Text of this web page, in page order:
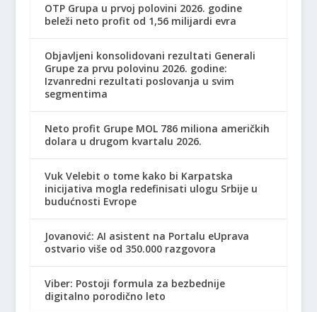
OTP Grupa u prvoj polovini 2026. godine
beleži neto profit od 1,56 milijardi evra
Objavljeni konsolidovani rezultati Generali
Grupe za prvu polovinu 2026. godine:
Izvanredni rezultati poslovanja u svim
segmentima
Neto profit Grupe MOL 786 miliona američkih
dolara u drugom kvartalu 2026.
Vuk Velebit o tome kako bi Karpatska
inicijativa mogla redefinisati ulogu Srbije u
budućnosti Evrope
Jovanović: AI asistent na Portalu eUprava
ostvario više od 350.000 razgovora
Viber: Postoji formula za bezbednije
digitalno porodično leto